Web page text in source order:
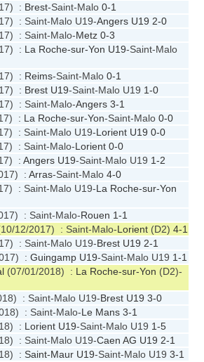
: Brest-Saint-Malo 0-1
: Saint-Malo U19-Angers U19 2-0
: Saint-Malo-Metz 0-3
: La Roche-sur-Yon U19-Saint-Malo
: Reims-Saint-Malo 0-1
: Brest U19-Saint-Malo U19 1-0
: Saint-Malo-Angers 3-1
: La Roche-sur-Yon-Saint-Malo 0-0
: Saint-Malo U19-Lorient U19 0-0
: Saint-Malo-Lorient 0-0
: Angers U19-Saint-Malo U19 1-2
: Arras-Saint-Malo 4-0
: Saint-Malo U19-La Roche-sur-Yon
: Saint-Malo-Rouen 1-1
12/2017) : Saint-Malo-Lorient (D2) 4-1
: Saint-Malo U19-Brest U19 2-1
: Guingamp U19-Saint-Malo U19 1-1
(07/01/2018) : La Roche-sur-Yon (D2)-
: Saint-Malo U19-Brest U19 3-0
: Saint-Malo-Le Mans 3-1
: Lorient U19-Saint-Malo U19 1-5
: Saint-Malo U19-Caen AG U19 2-1
: Saint-Maur U19-Saint-Malo U19 3-1